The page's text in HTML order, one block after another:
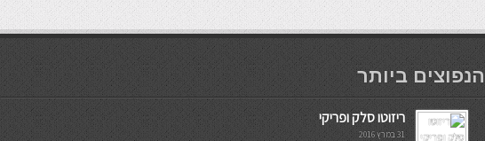
мостбет кг
הנפוצים ביותר
ריזוטו סלק ופריקי
31 במרץ 2016